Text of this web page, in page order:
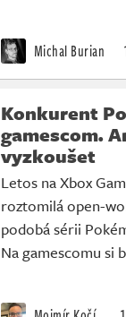
Michal Burian
Konkurent
gamescom.
vyzkoušet
Letos na Xbox
roztomilá open-
podobá sérii
Na gamescomu si